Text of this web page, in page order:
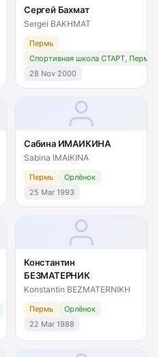
Сергей Бахмат
Sergei BAKHMAT
Пермь
Спортивная школа СТАРТ, Пермь
28 Nov 2000
Сабина ИМАИКИНА
Sabina IMAIKINA
Пермь
Орлёнок
25 Mar 1993
Константин
БЕЗМАТЕРНИК
Konstantin BEZMATERNIKH
Пермь
Орлёнок
22 Mar 1988